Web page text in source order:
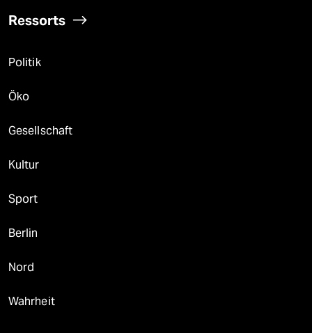
Ressorts
Politik
Öko
Gesellschaft
Kultur
Sport
Berlin
Nord
Wahrheit